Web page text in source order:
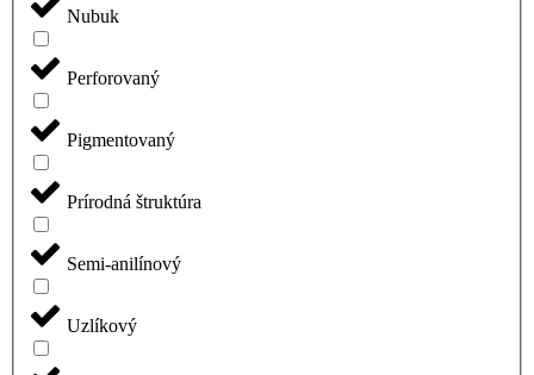
Nubuk
Perforovaný
Pigmentovaný
Prírodná štruktúra
Semi-anilínový
Uzlíkový